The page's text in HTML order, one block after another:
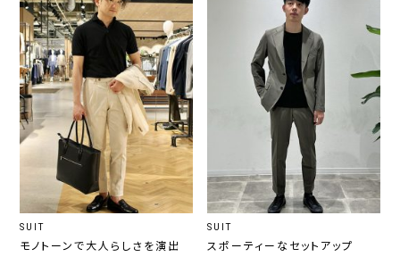
SUIT
モノトーンで大人らしさを演出
SUIT
スポーティーなセットアップ